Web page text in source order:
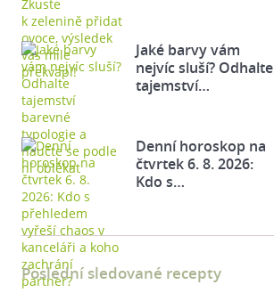
Jaké barvy vám
nejvíc sluší? Odhalte
tajemství…
Denní horoskop na
čtvrtek 6. 8. 2026:
Kdo s…
Poslední sledované recepty